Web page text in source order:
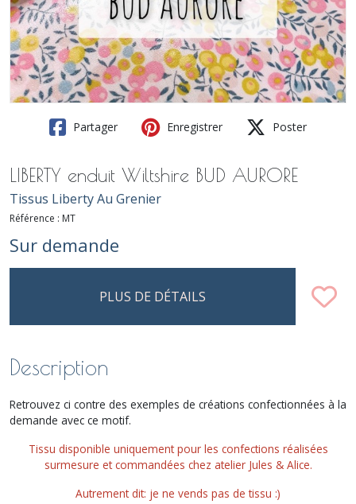
Partager Enregistrer Poster
LIBERTY enduit Wiltshire BUD AURORE
Tissus Liberty Au Grenier
Référence : MT
Sur demande
PLUS DE DÉTAILS
Description
Retrouvez ci contre des exemples de créations confectionnées à la
demande avec ce motif.
Tissu disponible uniquement pour les confections réalisées
surmesure et commandées chez atelier Jules & Alice.
Autrement dit: je ne vends pas de tissu :)